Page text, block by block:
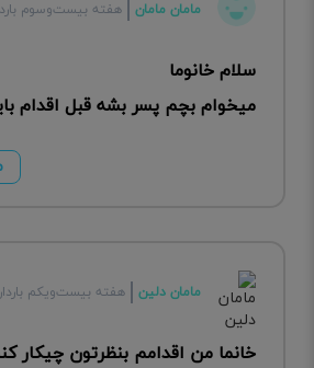
مامان مامان هفته بیست‌وسوم
سلام خانوما
میخوام بچم پسر بشه قبل اقدام
مامان دلین هفته بیست‌ویکم
خانما من اقدامم بنظرتون چیکار